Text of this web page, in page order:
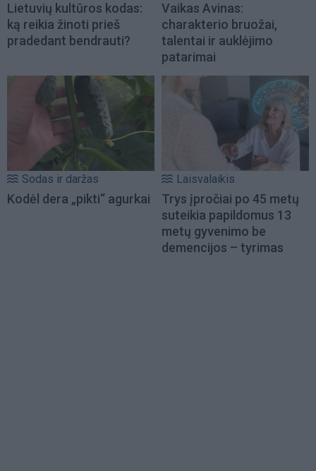
Lietuvių kultūros kodas:
ką reikia žinoti prieš
pradedant bendrauti?
Vaikas Avinas:
charakterio bruožai,
talentai ir auklėjimo
patarimai
Sodas ir daržas
Kodėl dera „pikti“ agurkai
Laisvalaikis
Trys įpročiai po 45 metų
suteikia papildomus 13
metų gyvenimo be
demencijos – tyrimas